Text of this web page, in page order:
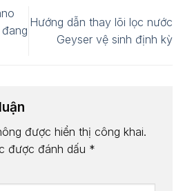
Hướng dẫn thay lõi lọc nước
Geyser vệ sinh định kỳ
được hiển thị công khai.
được đánh dấu *